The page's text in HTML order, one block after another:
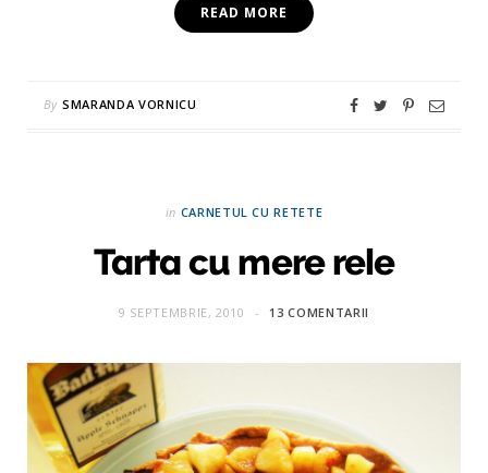
READ MORE
By SMARANDA VORNICU
in CARNETUL CU RETETE
Tarta cu mere rele
9 SEPTEMBRIE, 2010 13 COMENTARII